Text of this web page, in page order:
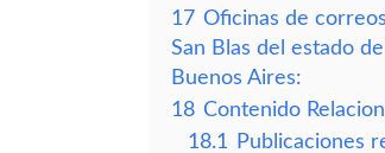
17 Oficinas de
San Blas del estado
Buenos Aires:
18 Contenido
18.1
Publicaciones